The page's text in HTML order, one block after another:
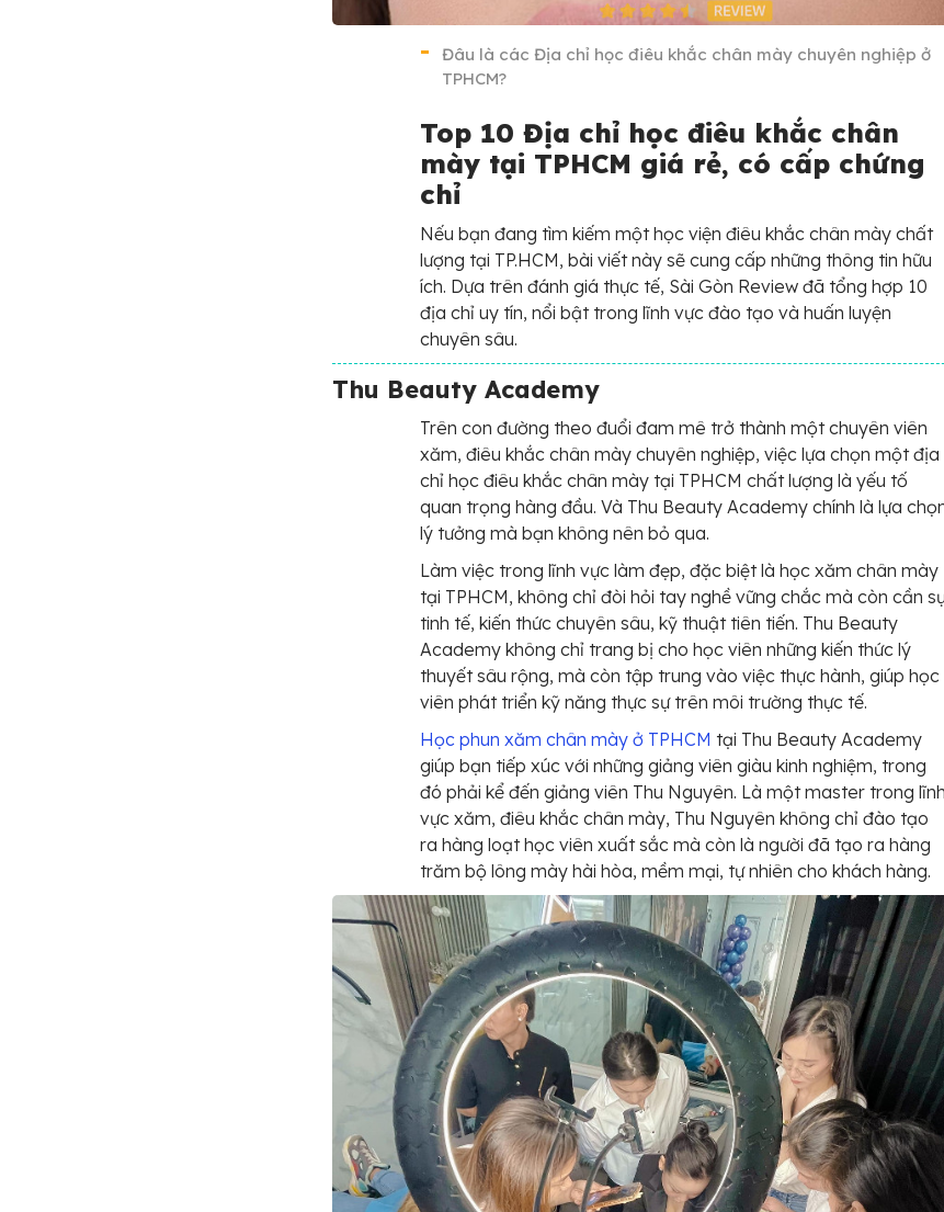
Đâu là các Địa chỉ học điêu khắc chân mày chuyên nghiệp ở
TPHCM?
Top 10 Địa chỉ học điêu khắc chân
mày tại TPHCM giá rẻ, có cấp chứng
chỉ
Nếu bạn đang tìm kiếm một học viện điêu khắc chân mày chất
lượng tại TP.HCM, bài viết này sẽ cung cấp những thông tin hữu
ích. Dựa trên đánh giá thực tế, Sài Gòn Review đã tổng hợp 10
địa chỉ uy tín, nổi bật trong lĩnh vực đào tạo và huấn luyện
chuyên sâu.
Thu Beauty Academy
Trên con đường theo đuổi đam mê trở thành một chuyên viên
xăm, điêu khắc chân mày chuyên nghiệp, việc lựa chọn một địa
chỉ học điêu khắc chân mày tại TPHCM chất lượng là yếu tố
quan trọng hàng đầu. Và Thu Beauty Academy chính là lựa
lý tưởng mà bạn không nên bỏ qua.
Làm việc trong lĩnh vực làm đẹp, đặc biệt là học xăm chân mày
tại TPHCM, không chỉ đòi hỏi tay nghề vững chắc mà còn cần
tinh tế, kiến thức chuyên sâu, kỹ thuật tiên tiến. Thu Beauty
Academy không chỉ trang bị cho học viên những kiến thức lý
thuyết sâu rộng, mà còn tập trung vào việc thực hành, giúp học
viên phát triển kỹ năng thực sự trên môi trường thực tế.
Học phun xăm chân mày ở TPHCM tại Thu Beauty Academy
giúp bạn tiếp xúc với những giảng viên giàu kinh nghiệm, trong
đó phải kể đến giảng viên Thu Nguyên. Là một master trong lĩnh
vực xăm, điêu khắc chân mày, Thu Nguyên không chỉ đào tạo
ra hàng loạt học viên xuất sắc mà còn là người đã tạo ra hàng
trăm bộ lông mày hài hòa, mềm mại, tự nhiên cho khách hàng.